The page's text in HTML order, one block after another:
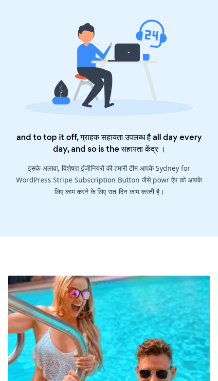
and to top it off, ग्राहक सहायता उपलब्ध है all day every
day, and so is theसहायता केंद्र।
इसके अलावा, विशेषज्ञ इंजीनियरों की हमारी टीम आपके Sydney for
WordPress Stripe Subscription Button जैसे powr ऐप को आपके
लिए काम करने के लिए रात-दिन काम करती है।